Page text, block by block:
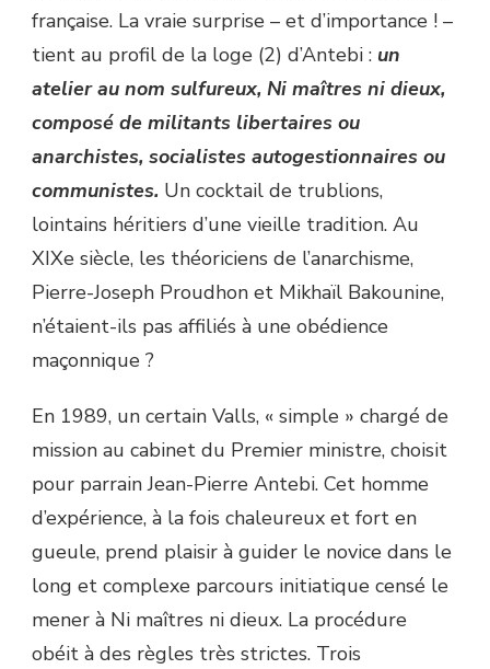
française. La vraie surprise – et d’importance ! –
tient au profil de la loge (2) d’Antebi : un
atelier au nom sulfureux, Ni maîtres ni dieux,
composé de militants libertaires ou
anarchistes, socialistes autogestionnaires ou
communistes. Un cocktail de trublions,
lointains héritiers d’une vieille tradition. Au
XIXe siècle, les théoriciens de l’anarchisme,
Pierre-Joseph Proudhon et Mikhaïl Bakounine,
n’étaient-ils pas affiliés à une obédience
maçonnique ?
En 1989, un certain Valls, « simple » chargé de
mission au cabinet du Premier ministre, choisit
pour parrain Jean-Pierre Antebi. Cet homme
d’expérience, à la fois chaleureux et fort en
gueule, prend plaisir à guider le novice dans le
long et complexe parcours initiatique censé le
mener à Ni maîtres ni dieux. La procédure
obéit à des règles très strictes. Trois